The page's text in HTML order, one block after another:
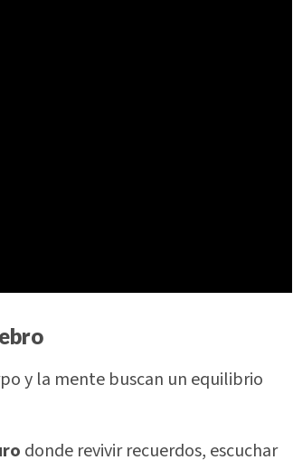
y la mente buscan un equilibrio
donde revivir recuerdos, escuchar